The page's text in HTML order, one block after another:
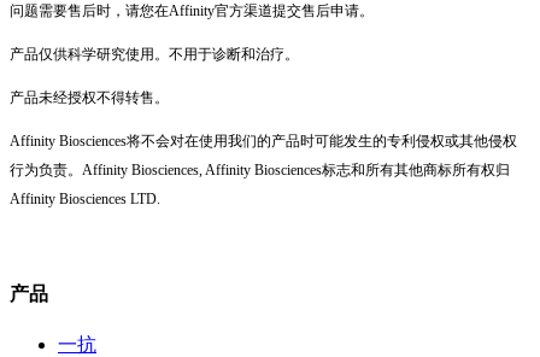
问题需要售后时，请您在Affinity官方渠道提交售后申请。
产品仅供科学研究使用。不用于诊断和治疗。
产品未经授权不得转售。
Affinity Biosciences将不会对在使用我们的产品时可能发生的专利侵权或其他侵权
行为负责。Affinity Biosciences, Affinity Biosciences标志和所有其他商标所有权归
Affinity Biosciences LTD.
产品
一抗